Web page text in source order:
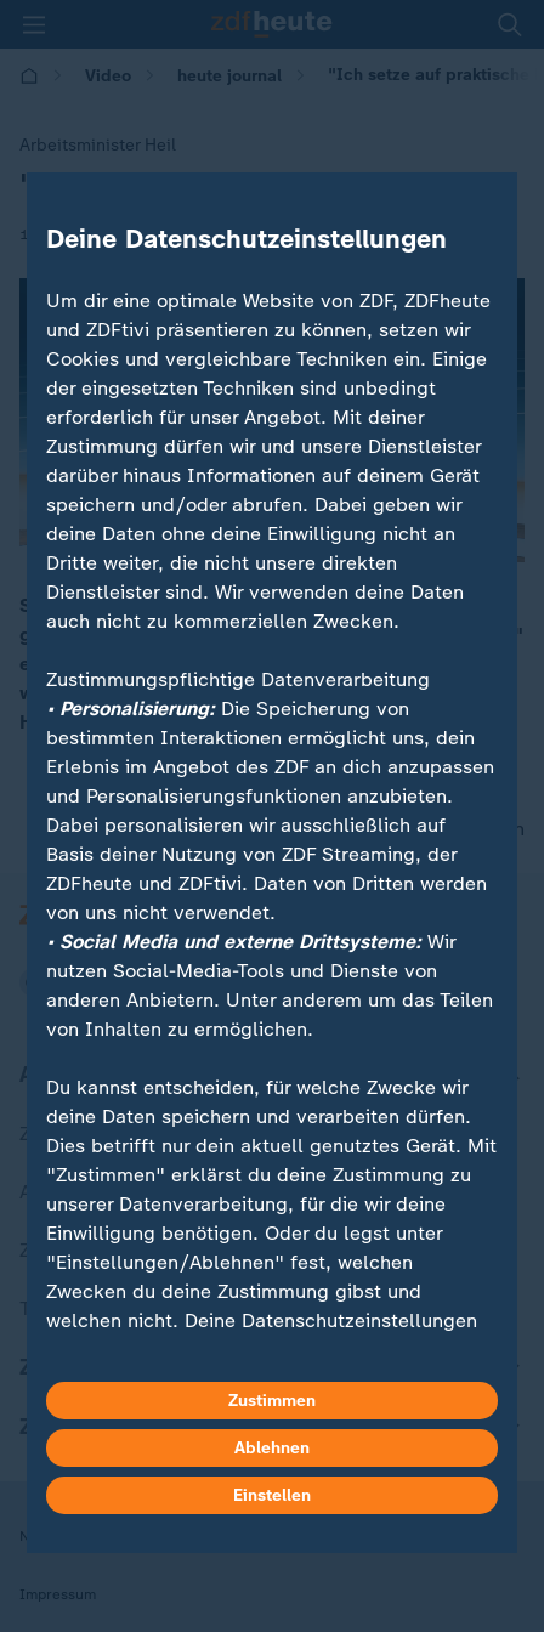
Video heute journal "Ich setze auf praktische
Arbeitsminister Heil
:"Ich setze auf praktische Lösungen"
17.08.2018 | 22:00
Sollten Flüchtlinge, die in Deutschland derzeit nur
geduldet sind, über einen so genannten "Spurwechsel"
einen Weg in die deutsche Gesellschaft finden, oder
wäre das ein falscher Anreiz? Bundesarbeitsminister
Heil zum künftigen Einwanderungsgesetz.
nach oben
Aktuell bei ZDFheute
Zuletzt veröffentlicht
Aktuelle Sendungs-Videos
ZDFheute Stories
Themen im Überblick
ZDFheute Apps
Nutzungsbedingungen
Impressum
Deine Datenschutzeinstellungen
Um dir eine optimale Website von ZDF, ZDFheute
und ZDFtivi präsentieren zu können, setzen wir
Cookies und vergleichbare Techniken ein. Einige
der eingesetzten Techniken sind unbedingt
erforderlich für unser Angebot. Mit deiner
Zustimmung dürfen wir und unsere Dienstleister
darüber hinaus Informationen auf deinem Gerät
speichern und/oder abrufen. Dabei geben wir
deine Daten ohne deine Einwilligung nicht an
Dritte weiter, die nicht unsere direkten
Dienstleister sind. Wir verwenden deine Daten
auch nicht zu kommerziellen Zwecken.
Zustimmungspflichtige Datenverarbeitung
• Personalisierung:Die Speicherung von
bestimmten Interaktionen ermöglicht uns, dein
Erlebnis im Angebot des ZDF an dich anzupassen
und Personalisierungsfunktionen anzubieten.
Dabei personalisieren wir ausschließlich auf
Basis deiner Nutzung von ZDF Streaming, der
ZDFheute und ZDFtivi. Daten von Dritten werden
von uns nicht verwendet.
• Social Media und externe Drittsysteme:Wir
nutzen Social-Media-Tools und Dienste von
anderen Anbietern. Unter anderem um das Teilen
von Inhalten zu ermöglichen.
Du kannst entscheiden, für welche Zwecke wir
deine Daten speichern und verarbeiten dürfen.
Dies betrifft nur dein aktuell genutztes Gerät. Mit
"Zustimmen" erklärst du deine Zustimmung zu
unserer Datenverarbeitung, für die wir deine
Einwilligung benötigen. Oder du legst unter
"Einstellungen/Ablehnen" fest, welchen
Zwecken du deine Zustimmung gibst und
welchen nicht. Deine Datenschutzeinstellungen
in deinen Einstellungen widerrufen oder ändern.
Hier findest du das Impressum.
Weitere Informationen findest du in unserer
Datenschutzerklärung.
Zustimmen
Ablehnen
Einstellen